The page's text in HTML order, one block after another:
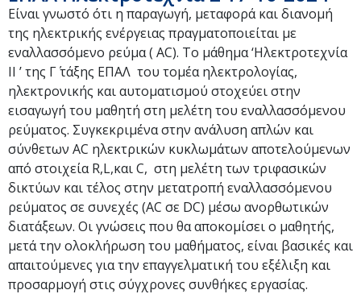
Είναι γνωστό ότι η παραγωγή, μεταφορά και διανομή
της ηλεκτρικής ενέργειας πραγματοποιείται με
εναλλασσόμενο ρεύμα ( AC). Το μάθημα ‘Ηλεκτροτεχνία
ΙΙ ’ της Γ΄ τάξης ΕΠΑΛ του τομέα ηλεκτρολογίας,
ηλεκτρονικής και αυτοματισμού στοχεύει στην
εισαγωγή του μαθητή στη μελέτη του εναλλασσόμενου
ρεύματος. Συγκεκριμένα στην ανάλυση απλών και
σύνθετων AC ηλεκτρικών κυκλωμάτων αποτελούμενων
από στοιχεία R,L,και C, στη μελέτη των τριφασικών
δικτύων και τέλος στην μετατροπή εναλλασσόμενου
ρεύματος σε συνεχές (AC σε DC) μέσω ανορθωτικών
διατάξεων. Οι γνώσεις που θα αποκομίσει ο μαθητής,
μετά την ολοκλήρωση του μαθήματος, είναι βασικές και
απαιτούμενες για την επαγγελματική του εξέλιξη και
προσαρμογή στις σύγχρονες συνθήκες εργασίας.